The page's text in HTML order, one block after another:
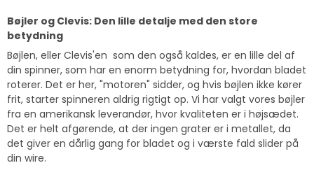
Bøjler og Clevis: Den lille detalje med den store
betydning
Bøjlen, eller Clevis'en som den også kaldes, er en lille del af
din spinner, som har en enorm betydning for, hvordan bladet
roterer. Det er her, "motoren" sidder, og hvis bøjlen ikke kører
frit, starter spinneren aldrig rigtigt op. Vi har valgt vores bøjler
fra en amerikansk leverandør, hvor kvaliteten er i højsædet.
Det er helt afgørende, at der ingen grater er i metallet, da
det giver en dårlig gang for bladet og i værste fald slider på
din wire.